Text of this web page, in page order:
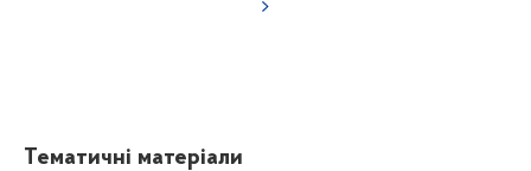
Тематичні матеріали